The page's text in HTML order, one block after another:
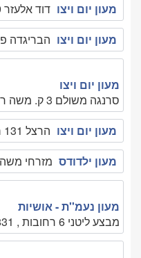
מעון יום ויצו דוד אלעזר 29 רחובות , 089466307
מעון יום ויצו הבריגדה פינת
מעון יום ויצו
סרנגה משולם 3 ק. משה רחובות , 089315466
מעון יום ויצו הרצל 131 רחובות , 089451660
מעון ילדודס מזרחי משה 1 רחובות , 089350093
מעון נעמ''ת - אושיות
מבצע ליטני 6 רחובות , 089411831